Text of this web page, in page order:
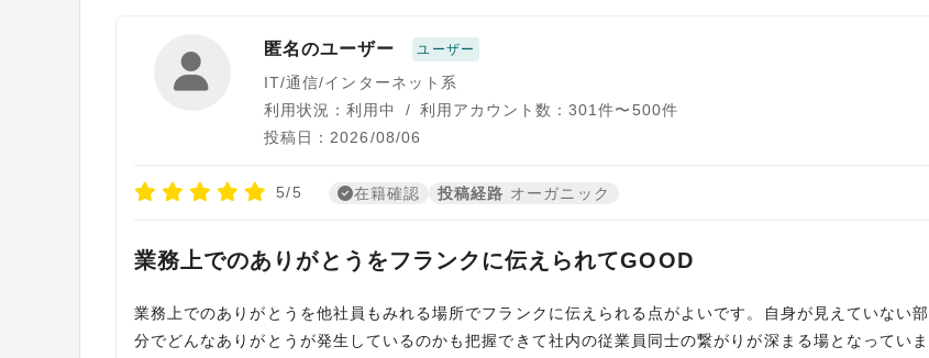
匿名のユーザー ユーザー
IT/通信/インターネット系
利用状況：利用中
/ 利用アカウント数：301件〜500件
投稿日：2026/08/06
5/5 在籍確認 投稿経路 オーガニック
業務上でのありがとうをフランクに伝えられてGOOD
業務上でのありがとうを他社員もみれる場所でフランクに伝えられる点がよいです。自身が見えていない部
分でどんなありがとうが発生しているのかも把握できて社内の従業員同士の繋がりが深まる場となっていま